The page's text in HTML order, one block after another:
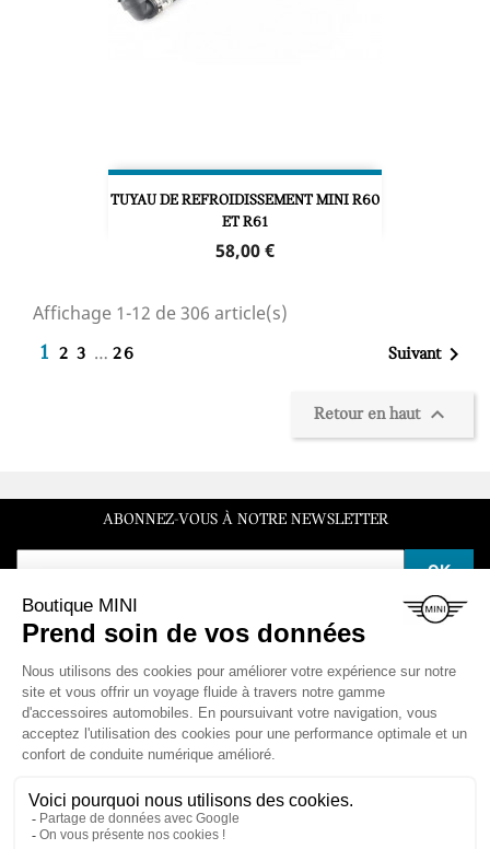
TUYAU DE REFROIDISSEMENT MINI R60
ET R61
Prix
58,00 €
Affichage 1-12 de 306 article(s)
1 2 3 … 26 Suivant
Retour en haut 
ABONNEZ-VOUS À NOTRE NEWSLETTER
SERVICE CLIENT
Du lundi au vendredi de 10h à 12h et de 14h à 16h30
LA BOUTIQUE 
ESPACE CLIENT